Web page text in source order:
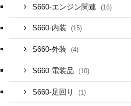
S660-エンジン関連 (16)
S660-内装 (15)
S660-外装 (4)
S660-電装品 (10)
S660-足回り (1)